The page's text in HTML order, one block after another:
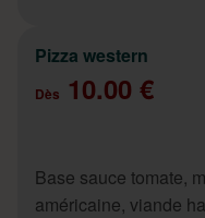
Pizza western
Dès 10.00 €
Base sauce tomate,
américaine, viande